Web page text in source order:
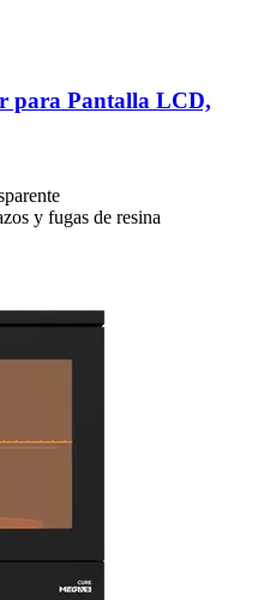
para Pantalla LCD,
y fugas de resina